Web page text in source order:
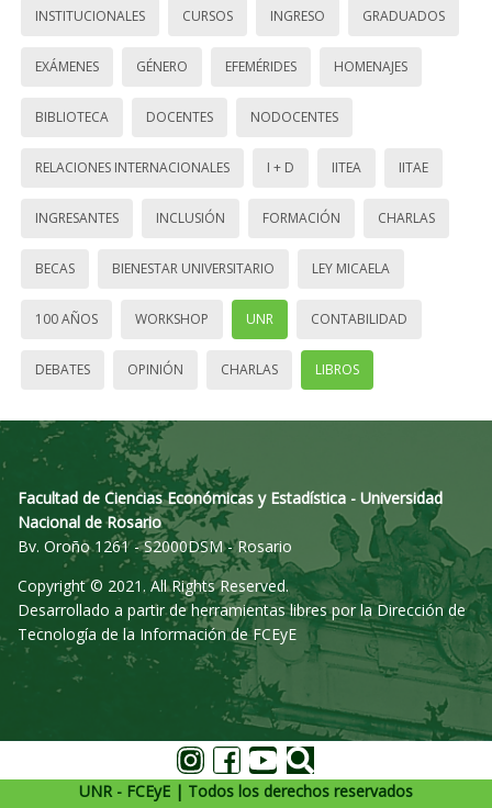
INSTITUCIONALES CURSOS INGRESO GRADUADOS
EXÁMENES GÉNERO EFEMÉRIDES HOMENAJES
BIBLIOTECA DOCENTES NODOCENTES
RELACIONES INTERNACIONALES I + D IITEA IITAE
INGRESANTES INCLUSIÓN FORMACIÓN CHARLAS
BECAS BIENESTAR UNIVERSITARIO LEY MICAELA
100 AÑOS WORKSHOP UNR CONTABILIDAD
DEBATES OPINIÓN CHARLAS LIBROS
Facultad de Ciencias Económicas y Estadística - Universidad
Nacional de Rosario
Bv. Oroño 1261 - S2000DSM - Rosario
Copyright © 2021. All Rights Reserved.
Desarrollado a partir de herramientas libres por la Dirección de
Tecnología de la Información de FCEyE
UNR - FCEyE | Todos los derechos reservados